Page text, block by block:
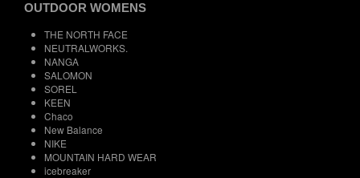
OUTDOOR WOMENS
THE NORTH FACE
NEUTRALWORKS.
NANGA
SALOMON
SOREL
KEEN
Chaco
New Balance
NIKE
MOUNTAIN HARD WEAR
icebreaker